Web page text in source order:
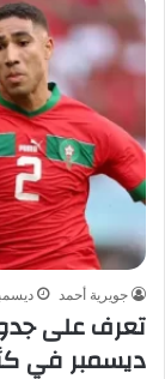
جويرية أحمد ديسمبر 1,